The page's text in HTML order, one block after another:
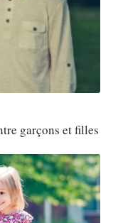
garçons et filles